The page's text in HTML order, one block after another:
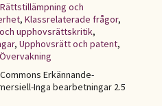
Rättstillämpning och
, Klassrelaterade frågor,
upphovsrättskritik,
, Upphovsrätt och patent,
Övervakning
Erkännande-
Inga bearbetningar 2.5